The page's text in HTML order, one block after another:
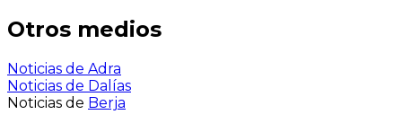
Otros medios
Noticias de Adra
Noticias de Dalías
Noticias de Berja